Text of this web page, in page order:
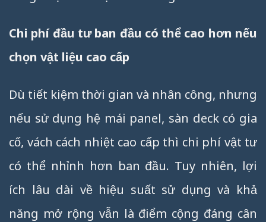
Chi phí đầu tư ban đầu có thể cao hơn nếu
chọn vật liệu cao cấp
Dù tiết kiệm thời gian và nhân công, nhưng
nếu sử dụng hệ mái panel, sàn deck có gia
cố, vách cách nhiệt cao cấp thì chi phí vật tư
có thể nhỉnh hơn ban đầu. Tuy nhiên, lợi
ích lâu dài về hiệu suất sử dụng và khả
năng mở rộng vẫn là điểm cộng đáng cân